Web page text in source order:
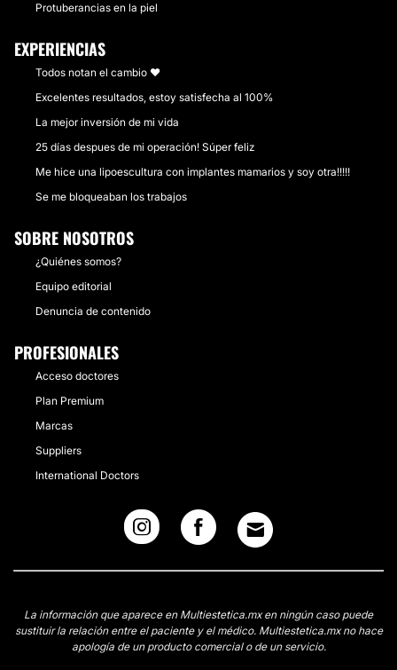
Protuberancias en la piel
EXPERIENCIAS
Todos notan el cambio ❤️
Excelentes resultados, estoy satisfecha al 100%
La mejor inversión de mi vida
25 días despues de mi operación! Súper feliz
Me hice una lipoescultura con implantes mamarios y soy otra!!!!!
Se me bloqueaban los trabajos
SOBRE NOSOTROS
¿Quiénes somos?
Equipo editorial
Denuncia de contenido
PROFESIONALES
Acceso doctores
Plan Premium
Marcas
Suppliers
International Doctors
La información que aparece en Multiestetica.mx en ningún caso puede
sustituir la relación entre el paciente y el médico. Multiestetica.mx no hace
apología de un producto comercial o de un servicio.